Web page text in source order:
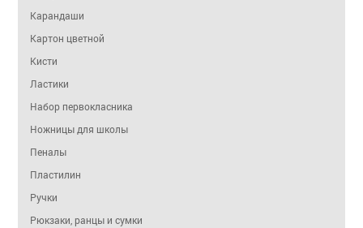
Карандаши
Картон цветной
Кисти
Ластики
Набор первокласника
Ножницы для школы
Пеналы
Пластилин
Ручки
Рюкзаки, ранцы и сумки